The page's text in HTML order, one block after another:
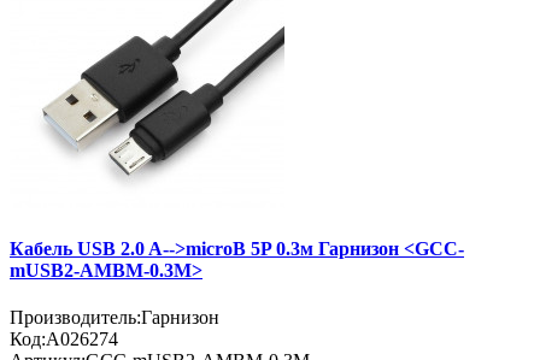
Кабель USB 2.0 A-->microB 5P 0.3м Гарнизон <GCC-
mUSB2-AMBM-0.3M>
Производитель:Гарнизон
Код:A026274